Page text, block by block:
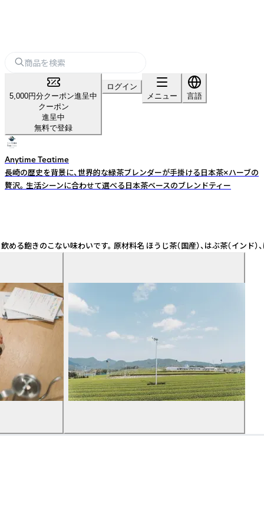
5,000円分クーポン進呈中
クーポン
進呈中
無料で登録
ログイン
メニュー
言語
Anytime Teatime
長崎の歴史を背景に、世界的な緑茶ブレンダーが手掛ける日本茶×ハーブの
贅沢。 生活シーンに合わせて選べる日本茶ベースのブレンドティー
きのこない味わいです。 原材料名 ほうじ茶（国産）、はぶ茶（イ